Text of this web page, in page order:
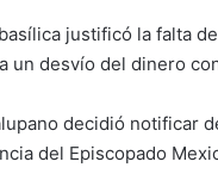
justificó la falta
un desvío del dinero
decidió notificar
del Episcopado